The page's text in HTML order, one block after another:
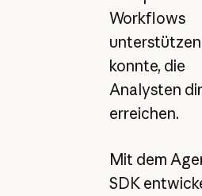
Workflows
unterstützen
konnte, die
Analysten
erreichen.
Mit dem
SDK